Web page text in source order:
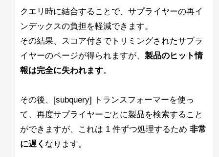
す。同じリリースのJava 11 Hotspotに変
更すると、警告や他の問題は見られませ
ん。
Ubuntu上のJava 11 Open J9でも同様の
問題が発生します。Solrログには
「Command-line option unrecognised」
ログは正しく作成され、内容も記録され
ています。
これを確認したのは、OpenJDK
11.0.10+9リリースを使用した場合で
すでにBreakIteratorをコーディングし、
カスタムUnifiedHighlighterクラスに統合
すべてのリクエストのqTimeが約1000か
ら12000以上に上昇し、このアプリケー
ションでは許容できません。
が非常に非効率的なのかを見つけること
ができません。（これらの関数が非常に
頻繁に呼び出されることはわかっていま
す）
他のアプローチも含め、すべての提案を
クエリ時に結合することで、サプライヤーの再イ
ンデックスの負担を軽減できます。
その結果、スコア付きでトリミングされたサプラ
イヤーのページが得られますが、 製品のヒット情
報は完全に失われます。
その後、[subquery] トランスフォーマーを使っ
て、再度サプライヤーごとに製品を検索すること
ができますが、これは 1 件ずつ処理するため 非常
に遅く なります。